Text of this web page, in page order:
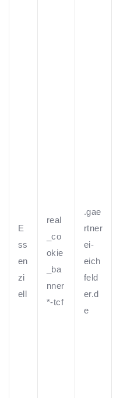
E
ss
en
zi
ell
real
_co
okie
_ba
nner
*-tcf
.gae
rtner
ei-
eich
feld
er.d
e